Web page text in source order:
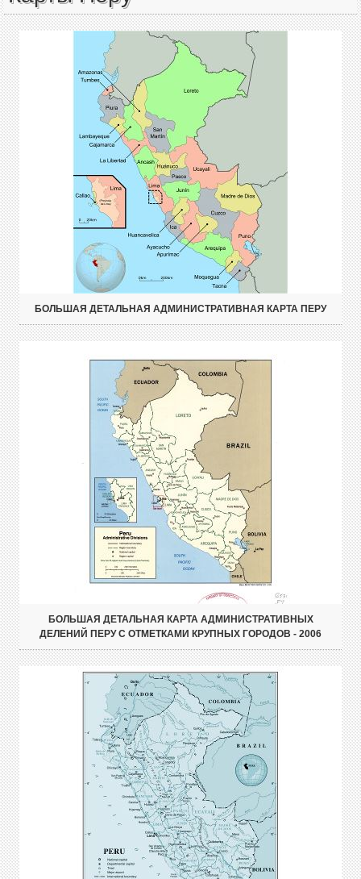
БОЛЬШАЯ ДЕТАЛЬНАЯ АДМИНИСТРАТИВНАЯ КАРТА ПЕРУ
БОЛЬШАЯ ДЕТАЛЬНАЯ КАРТА АДМИНИСТРАТИВНЫХ
ДЕЛЕНИЙ ПЕРУ С ОТМЕТКАМИ КРУПНЫХ ГОРОДОВ - 2006